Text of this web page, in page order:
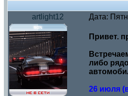
artlight12 Дата:
Привет.
либо
26 июля